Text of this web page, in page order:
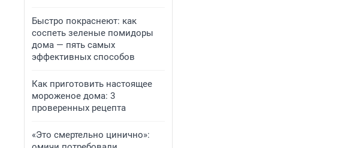
Быстро покраснеют: как
соспеть зеленые помидоры
дома — пять самых
эффективных способов
Как приготовить настоящее
мороженое дома: 3
проверенных рецепта
«Это смертельно цинично»: